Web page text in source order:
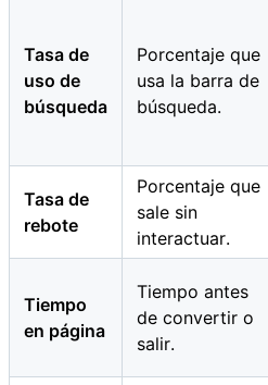
Tasa de
uso de
búsqueda
Porcentaje que
usa la barra de
búsqueda.
Tasa de
rebote
Porcentaje que
sale sin
interactuar.
Tiempo
en página
Tiempo antes
de convertir o
salir.